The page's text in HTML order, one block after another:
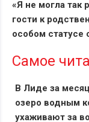
«Я не могла так
гости к
особом статусе
Самое
В Лиде за
озеро водным
ухаживают за